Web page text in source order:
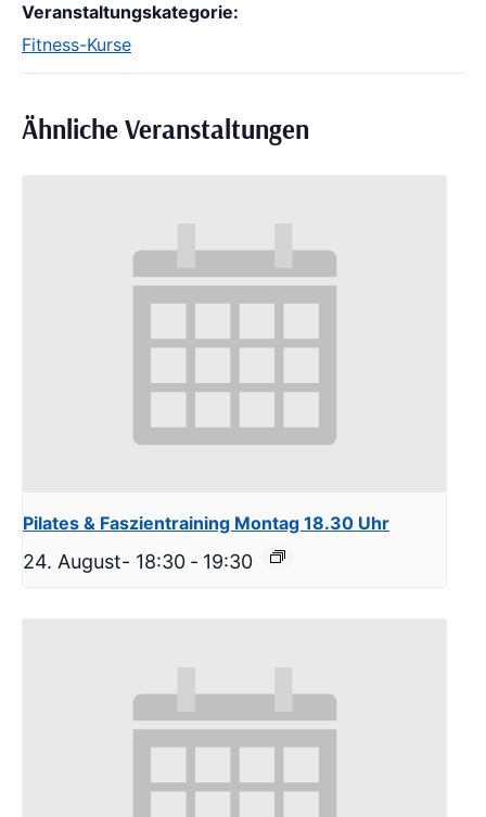
Veranstaltungskategorie:
Fitness-Kurse
Ähnliche Veranstaltungen
Pilates & Faszientraining Montag 18.30 Uhr
24. August- 18:30 - 19:30